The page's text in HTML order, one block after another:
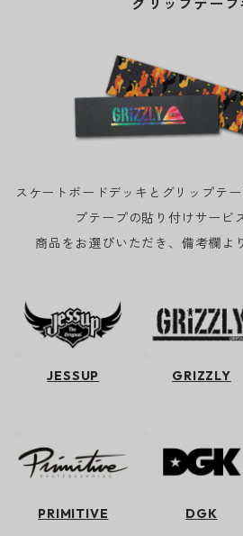
グリップテープ
スケートボードデッキとグリップテ
プテープの貼り付けサービ
商品をお選びいただき、備考欄よ
JESSUP GRIZZLY
PRIMITIVE DGK